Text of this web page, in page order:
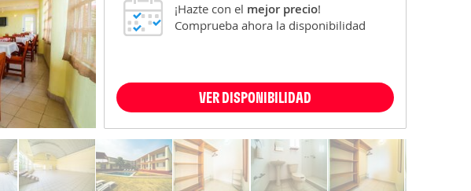
¡Hazte con el mejor precio!
Comprueba ahora la disponibilidad
VER DISPONIBILIDAD